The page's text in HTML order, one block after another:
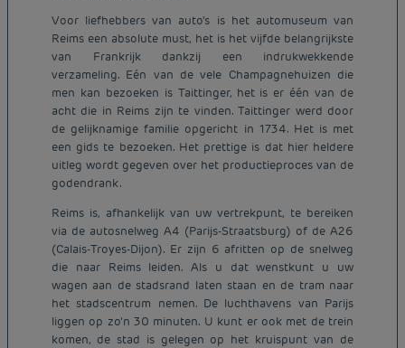
Voor liefhebbers van auto's is het automuseum van
Reims een absolute must, het is het vijfde belangrijkste
van Frankrijk dankzij een indrukwekkende
verzameling. Eén van de vele Champagnehuizen die
men kan bezoeken is Taittinger, het is er één van de
acht die in Reims zijn te vinden. Taittinger werd door
de gelijknamige familie opgericht in 1734. Het is met
een gids te bezoeken. Het prettige is dat hier heldere
uitleg wordt gegeven over het productieproces van de
godendrank.
Reims is, afhankelijk van uw vertrekpunt, te bereiken
via de autosnelweg A4 (Parijs-Straatsburg) of de A26
(Calais-Troyes-Dijon). Er zijn 6 afritten op de snelweg
die naar Reims leiden. Als u dat wenstkunt u uw
wagen aan de stadsrand laten staan en de tram naar
het stadscentrum nemen. De luchthavens van Parijs
liggen op zo’n 30 minuten. U kunt er ook met de trein
komen, de stad is gelegen op het kruispunt van de